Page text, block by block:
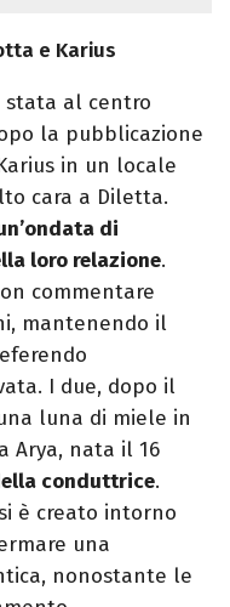
e Karius
stata al centro
la pubblicazione
in un locale
cara a Diletta.
di
loro relazione.
commentare
mantenendo il
I due, dopo il
luna di miele in
Arya, nata il 16
conduttrice.
è creato intorno
una
nonostante le